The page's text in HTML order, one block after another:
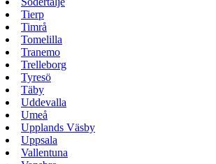
Tierp
Timrå
Tomelilla
Tranemo
Trelleborg
Tyresö
Täby
Uddevalla
Umeå
Upplands Väsby
Uppsala
Vallentuna